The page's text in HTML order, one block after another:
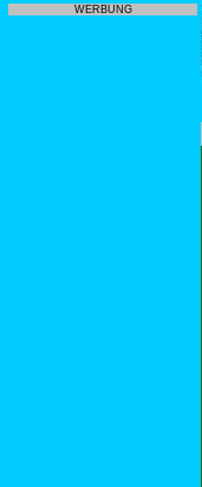
WERBUNG